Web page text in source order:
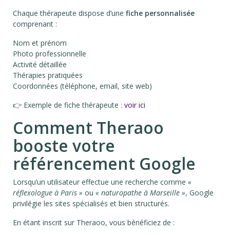
Chaque thérapeute dispose d’une fiche personnalisée
comprenant :
Nom et prénom
Photo professionnelle
Activité détaillée
Thérapies pratiquées
Coordonnées (téléphone, email, site web)
👉 Exemple de fiche thérapeute : voir ici
Comment Theraoo
booste votre
référencement Google
Lorsqu’un utilisateur effectue une recherche comme «
réflexologue à Paris » ou « naturopathe à Marseille », Google
privilégie les sites spécialisés et bien structurés.
En étant inscrit sur Theraoo, vous bénéficiez de :